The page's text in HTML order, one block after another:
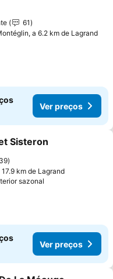
aos favoritos
61
a 6.2 km de Lagrand
Ver preços
aos favoritos
Sisteron
km de Lagrand
sazonal
Ver preços